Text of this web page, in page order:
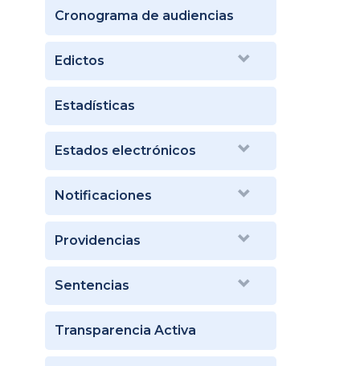
Cronograma de audiencias
Edictos
Estadísticas
Estados electrónicos
Notificaciones
Providencias
Sentencias
Transparencia Activa